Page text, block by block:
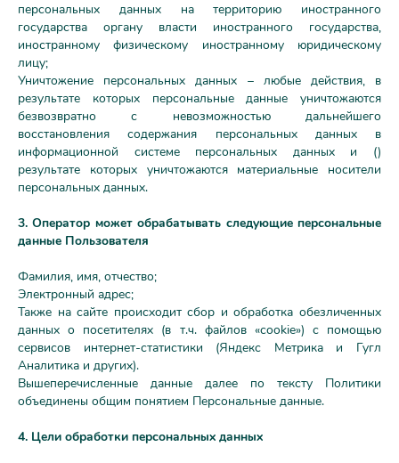
персональных данных на территорию иностранного
государства органу власти иностранного государства,
иностранному физическому иностранному юридическому
лицу;
Уничтожение персональных данных – любые действия, в
результате которых персональные данные уничтожаются
безвозвратно с невозможностью дальнейшего
восстановления содержания персональных данных в
информационной системе персональных данных и ()
результате которых уничтожаются материальные носители
персональных данных.
3. Оператор может обрабатывать следующие персональные
данные Пользователя
Фамилия, имя, отчество;
Электронный адрес;
Также на сайте происходит сбор и обработка обезличенных
данных о посетителях (в т.ч. файлов «cookie») с помощью
сервисов интернет-статистики (Яндекс Метрика и Гугл
Аналитика и других).
Вышеперечисленные данные далее по тексту Политики
объединены общим понятием Персональные данные.
4. Цели обработки персональных данных